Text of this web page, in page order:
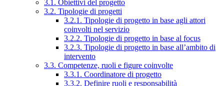
3.1. Obiettivi del progetto
3.2. Tipologie di progetti
3.2.1. Tipologie di progetto in base agli attori
coinvolti nel servizio
3.2.2. Tipologie di progetto in base al focus
3.2.3. Tipologie di progetto in base all’ambito di
intervento
3.3. Competenze, ruoli e figure coinvolte
3.3.1. Coordinatore di progetto
3.3.2. Definire ruoli e responsabilità